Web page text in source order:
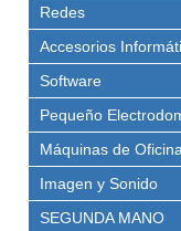
Redes
Accesorios
Software
Pequeño
Máquinas de Oficina
Imagen y Sonido
SEGUNDA MANO